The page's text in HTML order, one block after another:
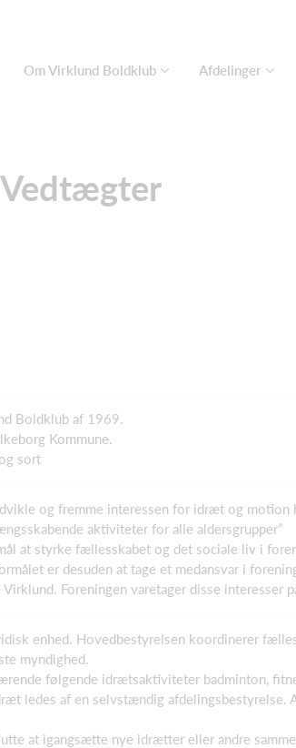
Om Virklund Boldklub Afdelinger
Vedtægter
Boldklub af 1969.
Kommune.
sort
og fremme interessen for idræt og
aktiviteter for alle aldersgrupper”
at styrke fællesskabet og det sociale liv i
er desuden at tage et medansvar i
Foreningen varetager disse interesser
enhed. Hovedbestyrelsen koordinerer
myndighed.
følgende idrætsaktiviteter badminton,
ledes af en selvstændig afdelingsbestyrelse.
at igangsætte nye idrætter eller andre